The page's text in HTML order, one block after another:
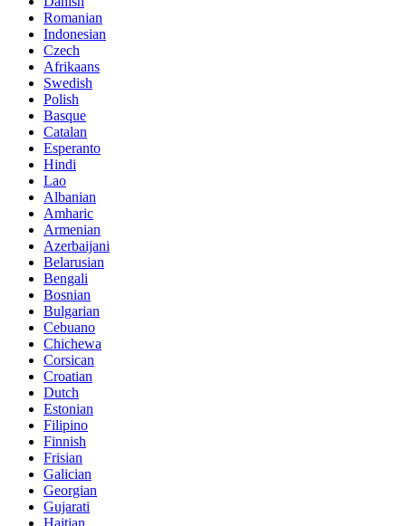
Romanian
Indonesian
Czech
Afrikaans
Swedish
Polish
Basque
Catalan
Esperanto
Hindi
Lao
Albanian
Amharic
Armenian
Azerbaijani
Belarusian
Bengali
Bosnian
Bulgarian
Cebuano
Chichewa
Corsican
Croatian
Dutch
Estonian
Filipino
Finnish
Frisian
Galician
Georgian
Gujarati
Haitian